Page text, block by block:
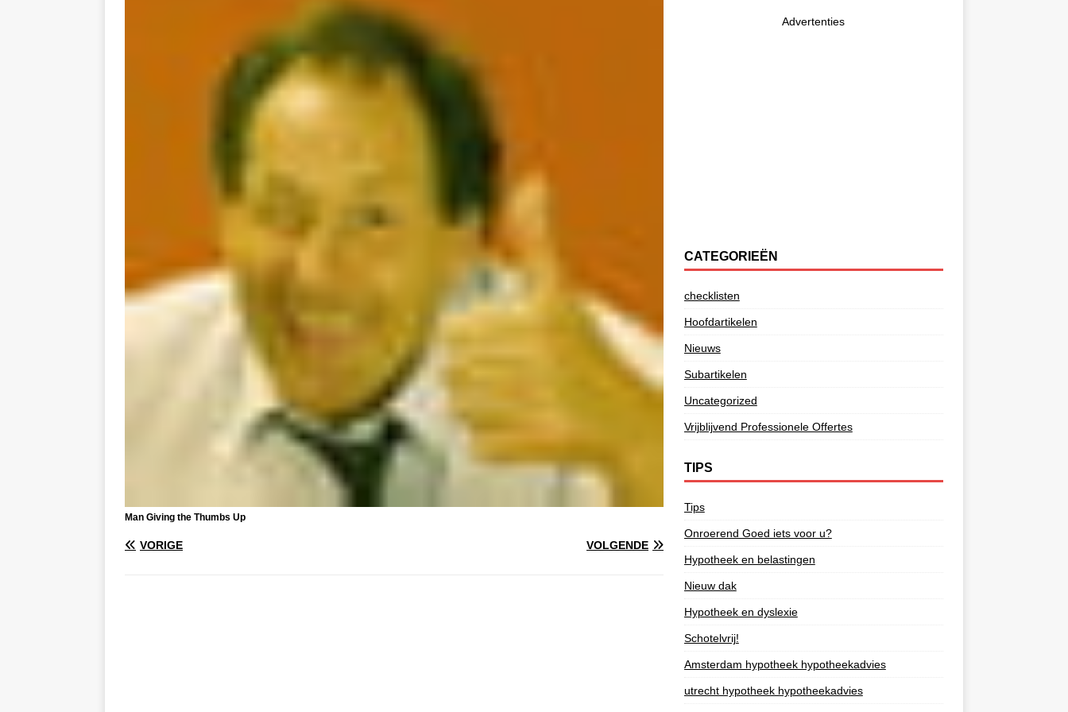
Man Giving the Thumbs Up
VORIGE VOLGENDE
Advertenties
CATEGORIEËN
checklisten
Hoofdartikelen
Nieuws
Subartikelen
Uncategorized
Vrijblijvend Professionele Offertes
TIPS
Tips
Onroerend Goed iets voor u?
Hypotheek en belastingen
Nieuw dak
Hypotheek en dyslexie
Schotelvrij!
Amsterdam hypotheek hypotheekadvies
utrecht hypotheek hypotheekadvies